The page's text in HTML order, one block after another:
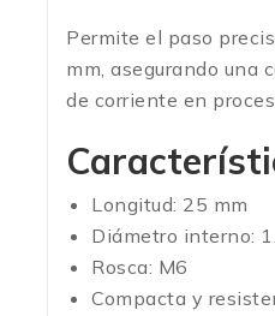
Permite el paso
mm, asegurando una
de corriente en
Longitud: 25 mm
Diámetro interno:
Rosca: M6
Compacta y